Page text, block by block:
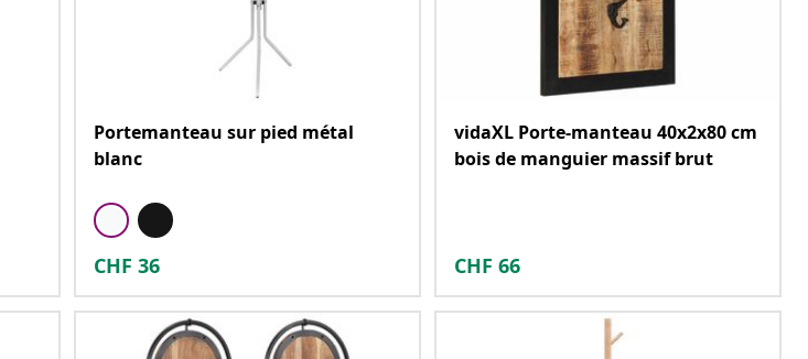
Portemanteau sur pied métal
blanc
CHF 36
vidaXL Porte-manteau 40x2x80 cm
bois de manguier massif brut
CHF 66